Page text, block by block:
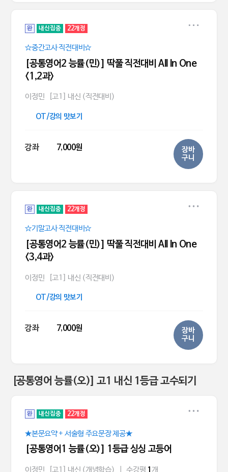
완 내신집중 22개정
☆중간고사 직전대비☆
[공통영어2 능률(민)] 딱풀 직전대비 All In One
<1,2과>
이정민 [고1] 내신 (직전대비)
OT/강의 맛보기
강좌 7,000원
장바
구니
완 내신집중 22개정
☆기말고사 직전대비☆
[공통영어2 능률(민)] 딱풀 직전대비 All In One
<3,4과>
이정민 [고1] 내신 (직전대비)
OT/강의 맛보기
강좌 7,000원
장바
구니
[공통영어 능률(오)] 고1 내신 1등급 고수되기
완 내신집중 22개정
★본문요약 + 서술형 주요문장 제공★
[공통영어1 능률(오)] 1등급 싱싱 고등어
이정민 [고1] 내신 (개념학습) 수강평 1 개